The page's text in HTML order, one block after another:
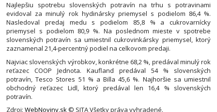
Najlepšiu spotrebu slovenských potravín na trhu s potravinami
evidoval za minulý rok hydinársky priemysel s podielom 86,4 %.
Nasledoval predaj medu s podielom 85,8 % a cukrovarnícky
priemysel s podielom 80,9 %. Na poslednom mieste v spotrebe
slovenských potravín sa umiestnil cukrovinkársky priemysel, ktorý
zaznamenal 21,4-percentný podiel na celkovom predaji.
Najviac slovenských výrobkov, konkrétne 68,2 %, predával minulý rok
reťazec COOP Jednota. Kaufland predával 54 % slovenských
potravín, Tesco Stores 51 % a Billa 45,6 %. Najhoršie sa umiestnil
obchodný reťazec Lidl, ktorý predával len 16,4 % slovenských
potravín.
Zdroj: WebNoviny.sk © SITA Všetky práva vyhradené.